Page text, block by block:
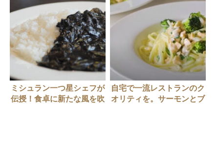
ミシュラン一つ星シェフが
伝授！食卓に新たな風を吹
自宅で一流レストランのク
オリティを。サーモンとブ